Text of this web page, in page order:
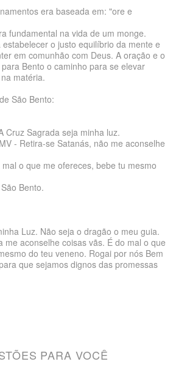
era baseada em: "ore e
fundamental na vida de um monge.
o justo equilíbrio da mente e
em comunhão com Deus. A oração e o
Bento o caminho para se elevar
matéria.
São Bento:
Cruz Sagrada seja minha luz.
- Retira-se Satanás, não me aconselhe
o que me ofereces, bebe tu mesmo
Bento.
Luz. Não seja o dragão o meu guia.
me aconselhe coisas vãs. É do mal o que
do teu veneno. Rogai por nós Bem
que sejamos dignos das promessas
PARA VOCÊ